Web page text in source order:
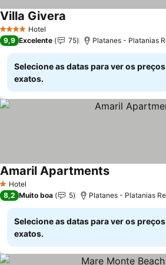
4 EstrelasHotel
Villa Givera
9,9 Excelente 75
Selecione as datas para ver os preços
exatos.
1 Estrelas
Hotel
Amaril Apartments
8,2 Muito boa 5
Selecione as datas para ver os preços
exatos.